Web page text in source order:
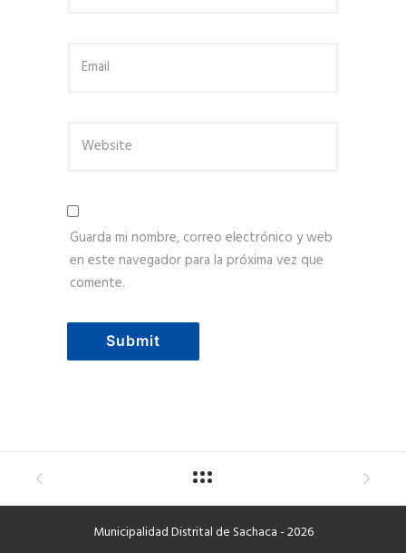
Guarda mi nombre, correo electrónico y web
en este navegador para la próxima vez que
comente.
Municipalidad Distrital de Sachaca - 2026